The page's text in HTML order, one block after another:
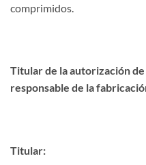
comprimidos.
Titular de la autorización
responsable de la
Titular: